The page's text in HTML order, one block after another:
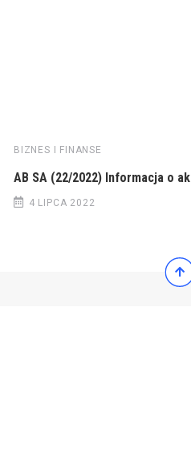
BIZNES I FINANSE
AB SA (22/2022) Informacja o
4 LIPCA 2022